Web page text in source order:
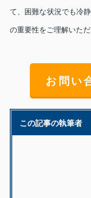
て、困難な状況でも冷
の重要性をご理解いただ
お問い
この記事の執筆者